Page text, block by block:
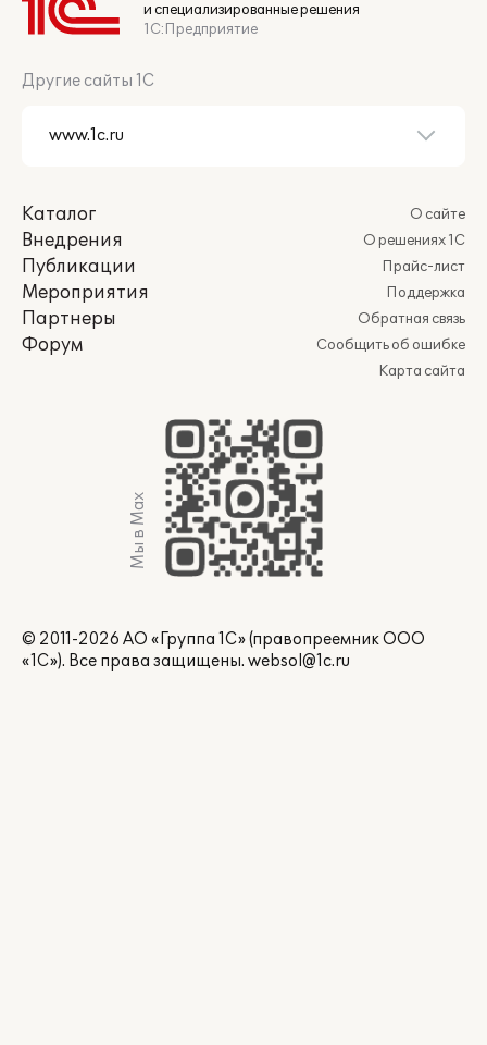
и специализированные решения
1С:Предприятие
Другие сайты 1С
Каталог
Внедрения
Публикации
Мероприятия
Партнеры
Форум
О сайте
О решениях 1С
Прайс-лист
Поддержка
Обратная связь
Сообщить об ошибке
Карта сайта
Мы в Max
© 2011-2026 АО «Группа 1С» (правопреемник ООО
«1С»). Все права защищены. websol@1c.ru